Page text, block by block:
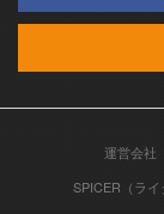
運営会社
SPICER（ラ